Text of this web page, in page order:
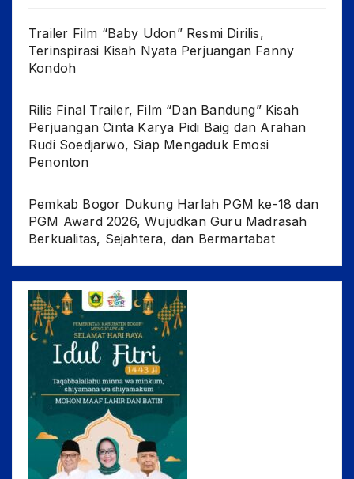
Trailer Film “Baby Udon” Resmi Dirilis,
Terinspirasi Kisah Nyata Perjuangan Fanny
Kondoh
Rilis Final Trailer, Film “Dan Bandung” Kisah
Perjuangan Cinta Karya Pidi Baig dan Arahan
Rudi Soedjarwo, Siap Mengaduk Emosi
Penonton
Pemkab Bogor Dukung Harlah PGM ke-18 dan
PGM Award 2026, Wujudkan Guru Madrasah
Berkualitas, Sejahtera, dan Bermartabat